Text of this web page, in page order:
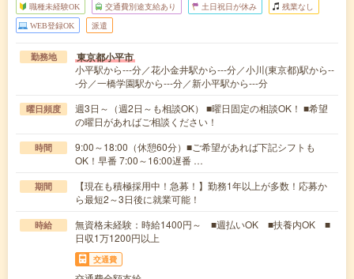
職種未経験OK 交通費別途支給あり 土日祝日が休み 残業なし
WEB登録OK 派遣
勤務地 東京都小平市
小平駅から---分／花小金井駅から---分／小川(東京都)駅から--
-分／一橋学園駅から---分／新小平駅から---分
曜日頻度
週3日～（週2日～も相談OK） ■曜日固定の相談OK！ ■希望
の曜日があればご相談ください！
時間
9:00～18:00（休憩60分）■ご希望があれば下記シフトも
OK！早番 7:00～16:00遅番 …
期間
【現在も積極採用中！急募！】勤務1年以上が多数！応募か
ら最短2～3日後に就業可能！
時給
無資格未経験：時給1400円～ ■週払いOK ■扶養内OK ■
日収1万1200円以上
交通費